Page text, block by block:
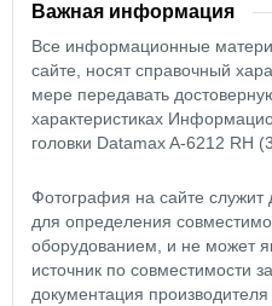
Важная информация
Все информационные
сайте, носят справочный
мере передавать
характеристиках
головки Datamax A-6212 RH
Фотография на сайте
для определения
оборудованием, и не может
источник по совместимости
документация